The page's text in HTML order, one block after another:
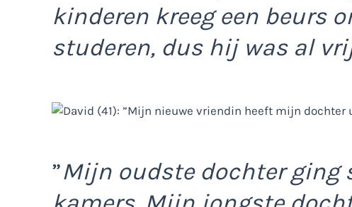
kinderen kreeg een beurs
studeren, dus hij was al
”Mijn oudste dochter ging